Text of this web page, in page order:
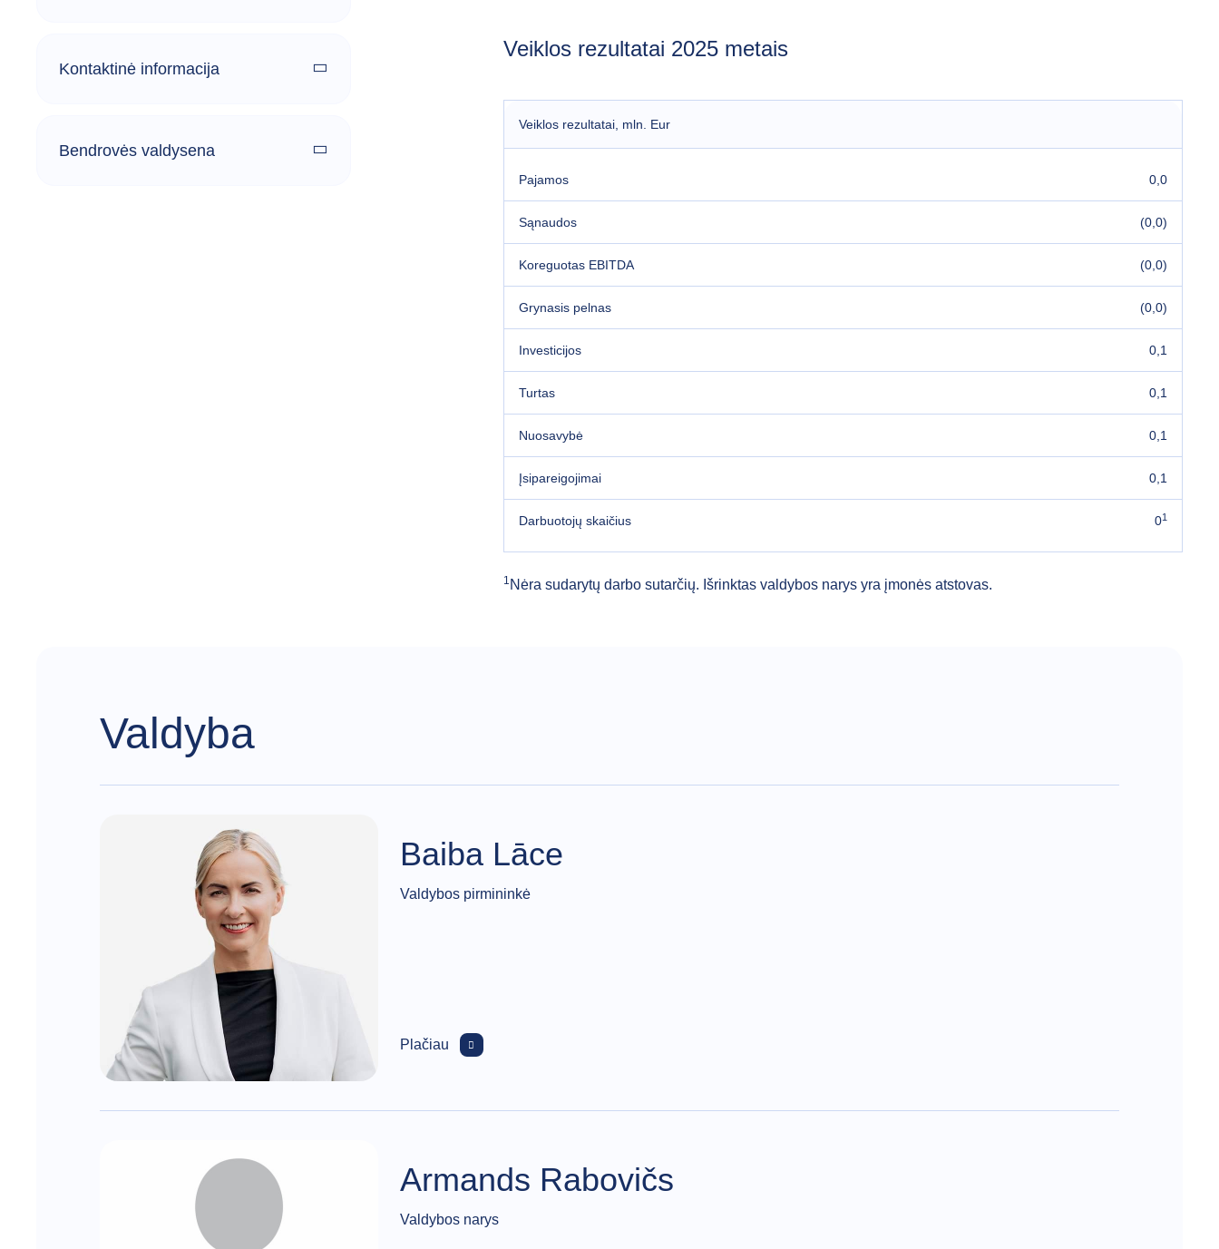
Kontaktinė informacija
Bendrovės valdysena
Veiklos rezultatai 2025 metais
Veiklos rezultatai , mln. Eur
Pajamos 0,0
Sąnaudos (0,0)
Koreguotas EBITDA (0,0)
Grynasis pelnas (0,0)
Investicijos 0,1
Turtas 0,1
Nuosavybė 0,1
Įsipareigojimai 0,1
Darbuotojų skaičius 01
1 Nėra sudarytų darbo sutarčių. Išrinktas valdybos narys yra įmonės atstovas.
Valdyba
Baiba Lāce
Valdybos pirmininkė
Plačiau
Armands Rabovičs
Valdybos narys